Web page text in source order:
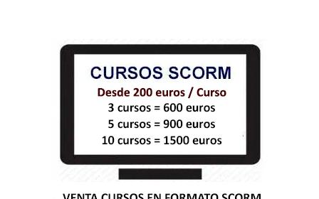
hop y GIMP) (65 horas)
Curso Gratis Conocimiento del Producto e
n Ferretería (25 horas)
Curso Gratis Nuevas Tecnologías en la PY
Curso Gratis Promoción y Merchandising C
omercios (70 horas)
Curso Gratis Escaparatismo de Establecim
iento Comercial (80 horas)